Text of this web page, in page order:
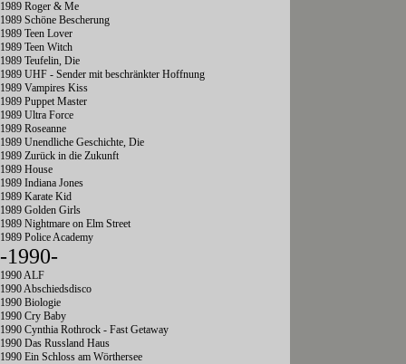
1989 Roger & Me
1989 Schöne Bescherung
1989 Teen Lover
1989 Teen Witch
1989 Teufelin, Die
1989 UHF - Sender mit beschränkter Hoffnung
1989 Vampires Kiss
1989 Puppet Master
1989 Ultra Force
1989 Roseanne
1989 Unendliche Geschichte, Die
1989 Zurück in die Zukunft
1989 House
1989 Indiana Jones
1989 Karate Kid
1989 Golden Girls
1989 Nightmare on Elm Street
1989 Police Academy
-1990-
1990 ALF
1990 Abschiedsdisco
1990 Biologie
1990 Cry Baby
1990 Cynthia Rothrock - Fast Getaway
1990 Das Russland Haus
1990 Ein Schloss am Wörthersee